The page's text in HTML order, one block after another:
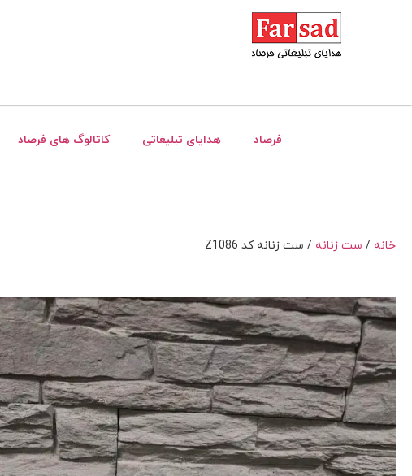
فرصاد هدایای تبلیغاتی کاتالوگ های فرصاد
خانه / ست زنانه / ست زنانه کد Z1086